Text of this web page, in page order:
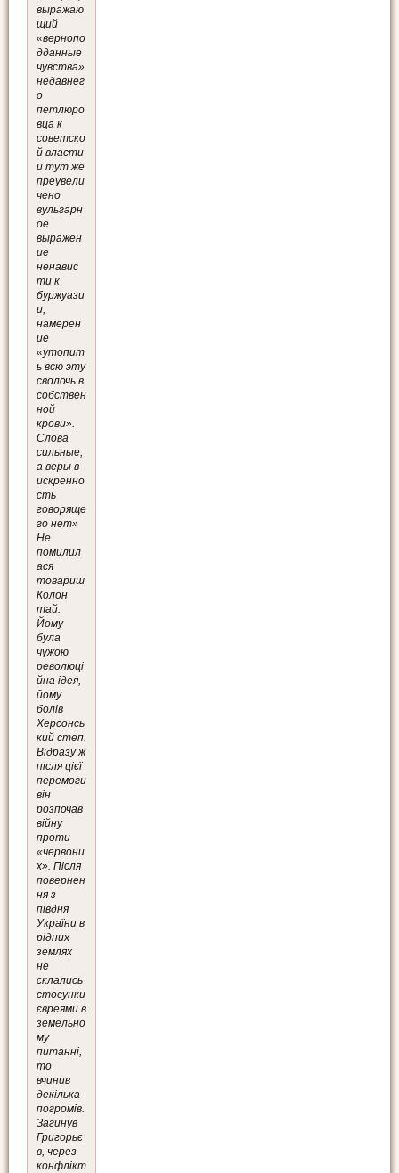
выражаю
щий
«вернопо
дданные
чувства»
недавнег
о
петлюро
вца к
советско
й власти
и тут же
преувели
чено
вульгарн
ое
выражен
ие
ненавис
ти к
буржуази
и,
намерен
ие
«утопит
ь всю эту
сволочь в
собствен
ной
крови».
Слова
сильные,
а веры в
искренно
сть
говоряще
го нет»
Не
помилил
ася
товариш
Колон
тай.
Йому
була
чужою
революці
йна ідея,
йому
болів
Херсонсь
кий степ.
Відразу ж
після цієї
перемоги
він
розпочав
війну
проти
«червони
х». Після
повернен
ня з
півдня
України в
рідних
землях
не
склались
стосунки
євреями в
земельно
му
питанні,
то
вчинив
декілька
погромів.
Загинув
Григорьє
в, через
конфлікт